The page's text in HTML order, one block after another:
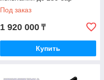
Под заказ
1 920 000 ₸
Купить